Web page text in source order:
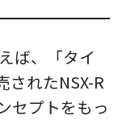
ば、「タイ
されたNSX-R
セプトをもっ